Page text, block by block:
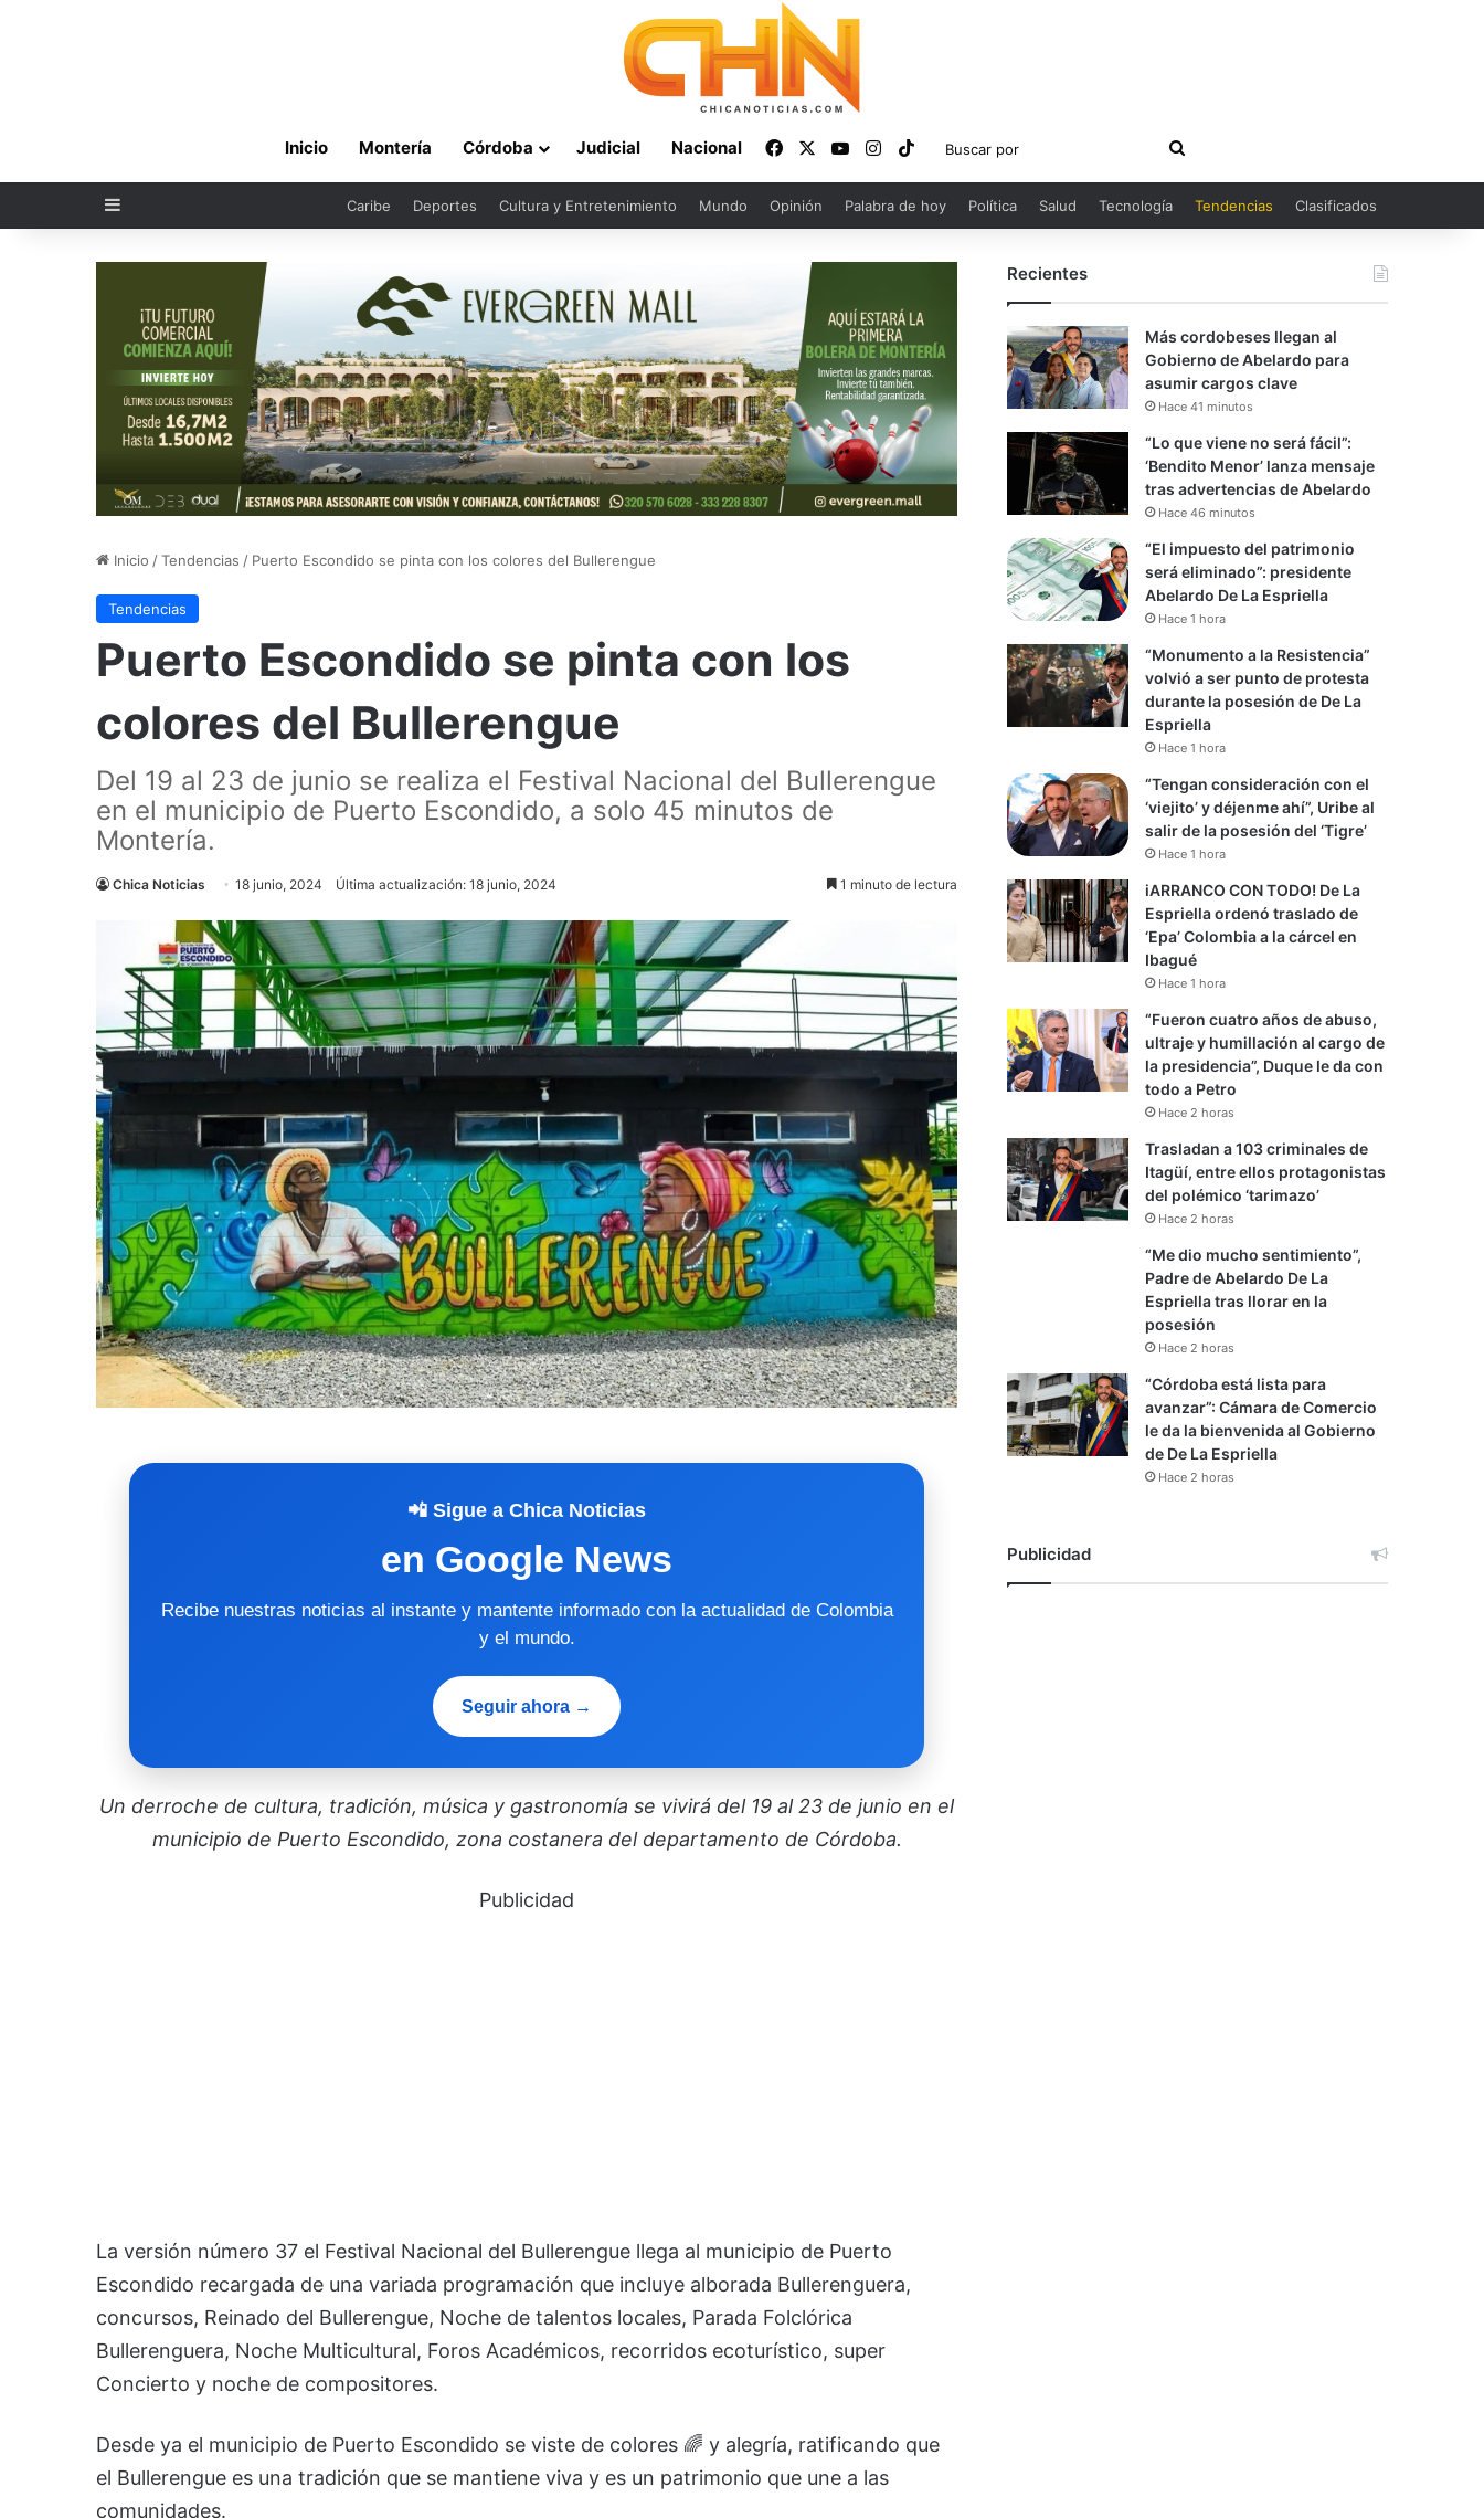
Inicio Montería Córdoba Judicial Nacional FacebookYouTubeInstagram
TikTok
Buscar
por
Sidebar Caribe Deportes Cultura y Entretenimiento Mundo Opinión Palabra de hoy Política Salud Tecnología Tendencias Clasificados
Inicio /Tendencias / Puerto Escondido se pinta con los colores del Bullerengue
Tendencias
Puerto Escondido se pinta con los
colores del Bullerengue
Del 19 al 23 de junio se realiza el Festival Nacional del Bullerengue
en el municipio de Puerto Escondido, a solo 45 minutos de
Montería.
Chica Noticias 18 junio, 2024 Última actualización: 18 junio, 2024 1 minuto de lectura
📲 Sigue a Chica Noticias
en Google News
Recibe nuestras noticias al instante y mantente informado con la actualidad de Colombia
y el mundo.
Seguir ahora →
Un derroche de cultura, tradición, música y gastronomía se vivirá del 19 al 23 de junio en el
municipio de Puerto Escondido, zona costanera del departamento de Córdoba.
Publicidad
La versión número 37 el Festival Nacional del Bullerengue llega al municipio de Puerto
Escondido recargada de una variada programación que incluye alborada Bullerenguera,
concursos, Reinado del Bullerengue, Noche de talentos locales, Parada Folclórica
Bullerenguera, Noche Multicultural, Foros Académicos, recorridos ecoturístico, super
Concierto y noche de compositores.
Desde ya el municipio de Puerto Escondido se viste de colores 🌈 y alegría, ratificando que
el Bullerengue es una tradición que se mantiene viva y es un patrimonio que une a las
comunidades.
Recientes
Más cordobeses llegan al
Gobierno de Abelardo para
asumir cargos clave
Hace 41 minutos
“Lo que viene no será fácil”:
‘Bendito Menor’ lanza mensaje
tras advertencias de Abelardo
Hace 46 minutos
“El impuesto del patrimonio
será eliminado”: presidente
Abelardo De La Espriella
Hace 1 hora
“Monumento a la Resistencia”
volvió a ser punto de protesta
durante la posesión de De La
Espriella
Hace 1 hora
“Tengan consideración con el
‘viejito’ y déjenme ahí”, Uribe al
salir de la posesión del ‘Tigre’
Hace 1 hora
iARRANCO CON TODO! De La
Espriella ordenó traslado de
‘Epa’ Colombia a la cárcel en
Ibagué
Hace 1 hora
“Fueron cuatro años de abuso,
ultraje y humillación al cargo de
la presidencia”, Duque le da con
todo a Petro
Hace 2 horas
Trasladan a 103 criminales de
Itagüí, entre ellos protagonistas
del polémico ‘tarimazo’
Hace 2 horas
“Me dio mucho sentimiento”,
Padre de Abelardo De La
Espriella tras llorar en la
posesión
Hace 2 horas
“Córdoba está lista para
avanzar”: Cámara de Comercio
le da la bienvenida al Gobierno
de De La Espriella
Hace 2 horas
Publicidad